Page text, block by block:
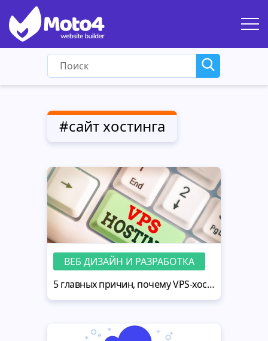
#сайт хостинга
ВЕБ ДИЗАЙН И РАЗРАБОТКА
5 главных причин, почему VPS-хостинг — хороший выбор для вашего сайта MotoCMS